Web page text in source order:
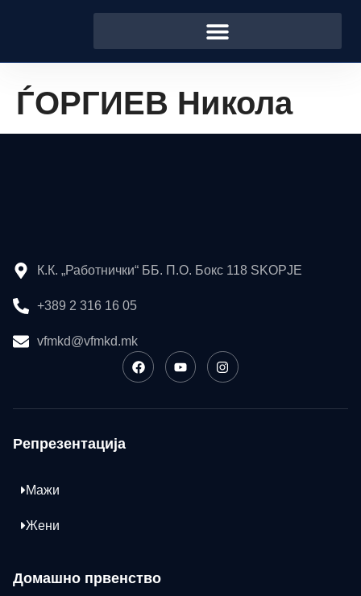
ЃОРГИЕВ Никола
К.К. „Работнички“ ББ. П.О. Бокс 118 SKOPJE
+389 2 316 16 05
vfmkd@vfmkd.mk
Репрезентација
Мажи
Жени
Домашно првенство